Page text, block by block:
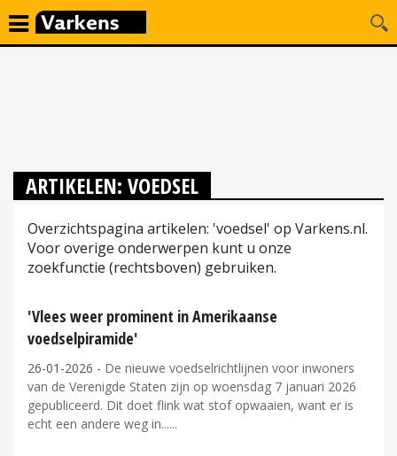
ARTIKELEN: VOEDSEL
Overzichtspagina artikelen: 'voedsel' op Varkens.nl.
Voor overige onderwerpen kunt u onze
zoekfunctie (rechtsboven) gebruiken.
'Vlees weer prominent in Amerikaanse
voedselpiramide'
26-01-2026 - De nieuwe voedselrichtlijnen voor inwoners
van de Verenigde Staten zijn op woensdag 7 januari 2026
gepubliceerd. Dit doet flink wat stof opwaaien, want er is
echt een andere weg in...